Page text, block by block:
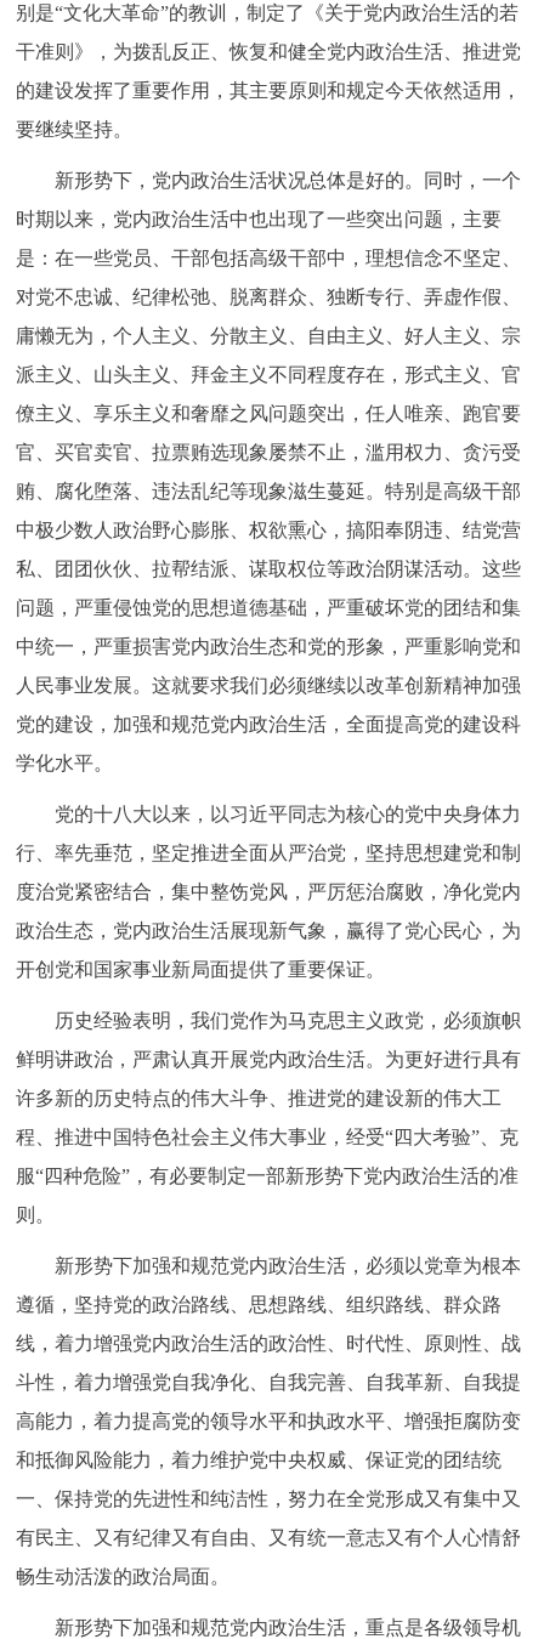
绿色北京 图说北京 视频北京
ENGLISH 한국어 日本語
DEUTSCH FRANÇAIS РУССКИЙ ЯЗЫК
回到顶部
别是“文化大革命”的教训，制定了《关于党内政治生活的若
干准则》，为拨乱反正、恢复和健全党内政治生活、推进党
的建设发挥了重要作用，其主要原则和规定今天依然适用，
要继续坚持。
新形势下，党内政治生活状况总体是好的。同时，一个
时期以来，党内政治生活中也出现了一些突出问题，主要
是：在一些党员、干部包括高级干部中，理想信念不坚定、
对党不忠诚、纪律松弛、脱离群众、独断专行、弄虚作假、
庸懒无为，个人主义、分散主义、自由主义、好人主义、宗
派主义、山头主义、拜金主义不同程度存在，形式主义、官
僚主义、享乐主义和奢靡之风问题突出，任人唯亲、跑官要
官、买官卖官、拉票贿选现象屡禁不止，滥用权力、贪污受
贿、腐化堕落、违法乱纪等现象滋生蔓延。特别是高级干部
中极少数人政治野心膨胀、权欲熏心，搞阳奉阴违、结党营
私、团团伙伙、拉帮结派、谋取权位等政治阴谋活动。这些
问题，严重侵蚀党的思想道德基础，严重破坏党的团结和集
中统一，严重损害党内政治生态和党的形象，严重影响党和
人民事业发展。这就要求我们必须继续以改革创新精神加强
党的建设，加强和规范党内政治生活，全面提高党的建设科
学化水平。
党的十八大以来，以习近平同志为核心的党中央身体力
行、率先垂范，坚定推进全面从严治党，坚持思想建党和制
度治党紧密结合，集中整饬党风，严厉惩治腐败，净化党内
政治生态，党内政治生活展现新气象，赢得了党心民心，为
开创党和国家事业新局面提供了重要保证。
历史经验表明，我们党作为马克思主义政党，必须旗帜
鲜明讲政治，严肃认真开展党内政治生活。为更好进行具有
许多新的历史特点的伟大斗争、推进党的建设新的伟大工
程、推进中国特色社会主义伟大事业，经受“四大考验”、克
服“四种危险”，有必要制定一部新形势下党内政治生活的准
则。
新形势下加强和规范党内政治生活，必须以党章为根本
遵循，坚持党的政治路线、思想路线、组织路线、群众路
线，着力增强党内政治生活的政治性、时代性、原则性、战
斗性，着力增强党自我净化、自我完善、自我革新、自我提
高能力，着力提高党的领导水平和执政水平、增强拒腐防变
和抵御风险能力，着力维护党中央权威、保证党的团结统
一、保持党的先进性和纯洁性，努力在全党形成又有集中又
有民主、又有纪律又有自由、又有统一意志又有个人心情舒
畅生动活泼的政治局面。
新形势下加强和规范党内政治生活，重点是各级领导机